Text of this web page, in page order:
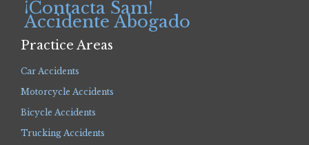
¡Contacta Sam!
Accidente Abogado
Practice Areas
Car Accidents
Motorcycle Accidents
Bicycle Accidents
Trucking Accidents